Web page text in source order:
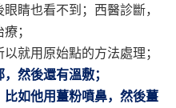
睛也看不到；西醫診斷，
；
就用原始點的方法處理；
然後還有溫敷；
如他用薑粉噴鼻，然後薑